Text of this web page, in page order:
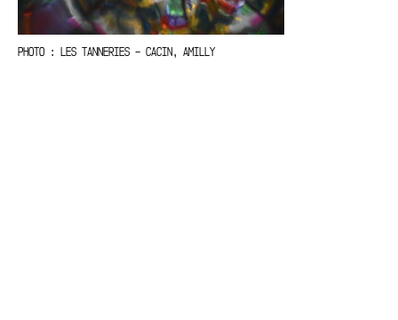
PHOTO : LES TANNERIES – CACIN, AMILLY